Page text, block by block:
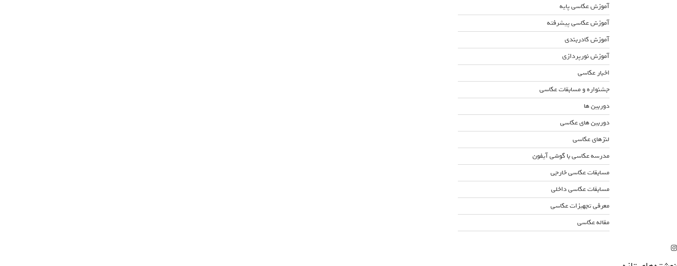
آموزش عکاسی پایه
آموزش عکاسی پیشرفته
آموزش کادربندی
آموزش نورپردازی
اخبار عکاسی
جشنواره و مسابقات عکاسی
دوربین ها
دوربین های عکاسی
لنزهای عکاسی
مدرسه عکاسی با گوشی آیفون
مسابقات عکاسی خارجی
مسابقات عکاسی داخلی
معرفی تجهیزات عکاسی
مقاله عکاسی